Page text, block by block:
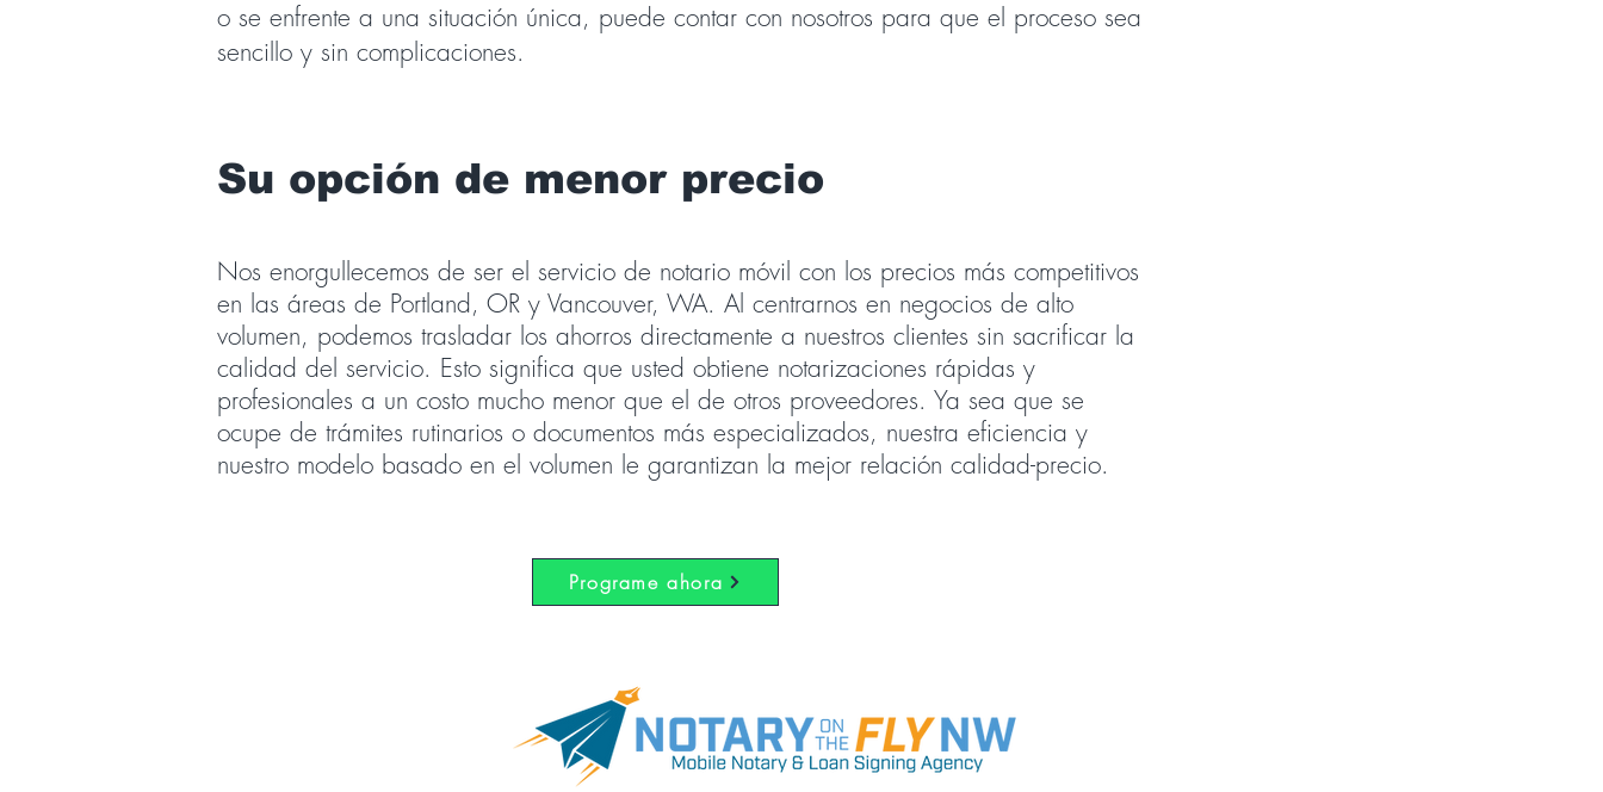
o se enfrente a una situación única, puede contar con nosotros para que el proceso sea
sencillo y sin complicaciones.
Su opción de menor precio
Nos enorgullecemos de ser el servicio de notario móvil con los precios más competitivos
en las áreas de Portland, OR y Vancouver, WA. Al centrarnos en negocios de alto
volumen, podemos trasladar los ahorros directamente a nuestros clientes sin sacrificar la
calidad del servicio. Esto significa que usted obtiene notarizaciones rápidas y
profesionales a un costo mucho menor que el de otros proveedores. Ya sea que se
ocupe de trámites rutinarios o documentos más especializados, nuestra eficiencia y
nuestro modelo basado en el volumen le garantizan la mejor relación calidad-precio.
Programe ahora